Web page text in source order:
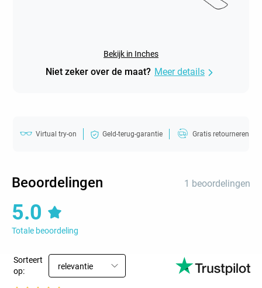
Bekijk in Inches
Niet zeker over de maat? Meer details
Virtual try-on Geld-terug-garantie Gratis retourneren
Beoordelingen 1 beoordelingen
5.0
Totale beoordeling
Sorteert
op:
relevantie